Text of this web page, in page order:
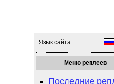
Язык сайта:
Меню реплеев
Последние